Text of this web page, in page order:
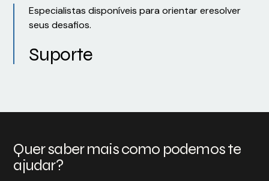
Especialistas disponíveis para orientar eresolver
seus desafios.
Suporte
Quer saber mais como podemos te
ajudar?